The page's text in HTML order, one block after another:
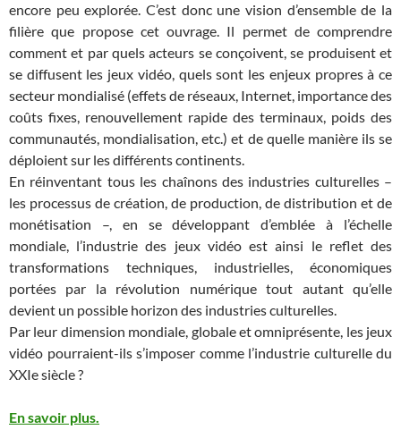
encore peu explorée. C’est donc une vision d’ensemble de la
filière que propose cet ouvrage. Il permet de comprendre
comment et par quels acteurs se conçoivent, se produisent et
se diffusent les jeux vidéo, quels sont les enjeux propres à ce
secteur mondialisé (effets de réseaux, Internet, importance des
coûts fixes, renouvellement rapide des terminaux, poids des
communautés, mondialisation, etc.) et de quelle manière ils se
déploient sur les différents continents.
En réinventant tous les chaînons des industries culturelles –
les processus de création, de production, de distribution et de
monétisation –, en se développant d’emblée à l’échelle
mondiale, l’industrie des jeux vidéo est ainsi le reflet des
transformations techniques, industrielles, économiques
portées par la révolution numérique tout autant qu’elle
devient un possible horizon des industries culturelles.
Par leur dimension mondiale, globale et omniprésente, les jeux
vidéo pourraient-ils s’imposer comme l’industrie culturelle du
XXIe siècle ?
En savoir plus.